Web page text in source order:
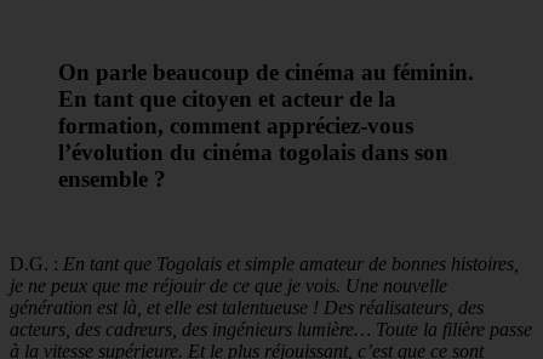
On parle beaucoup de cinéma au féminin.
En tant que citoyen et acteur de la
formation, comment appréciez-vous
l’évolution du cinéma togolais dans son
ensemble ?
D.G. : En tant que Togolais et simple amateur de bonnes histoires,
je ne peux que me réjouir de ce que je vois. Une nouvelle
génération est là, et elle est talentueuse ! Des réalisateurs, des
acteurs, des cadreurs, des ingénieurs lumière… Toute la filière passe
à la vitesse supérieure. Et le plus réjouissant, c’est que ce sont